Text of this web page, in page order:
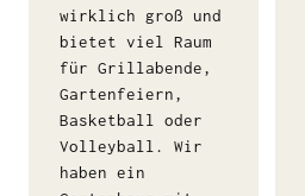
wirklich groß und
bietet viel Raum
für Grillabende,
Gartenfeiern,
Basketball oder
Volleyball. Wir
haben ein